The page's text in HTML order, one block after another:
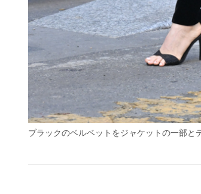
ブラックのベルベットをジャケットの一部と